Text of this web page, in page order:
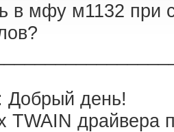
в мфу м1132 при
Добрый день!
TWAIN драйвера